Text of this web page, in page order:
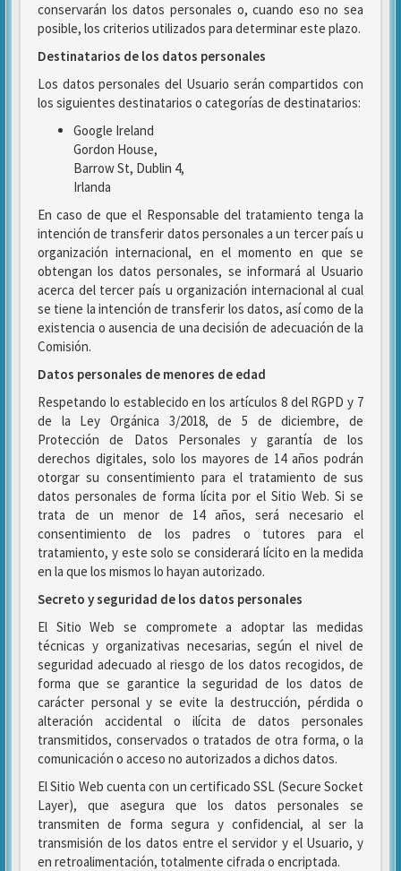
conservarán los datos personales o, cuando eso no sea
posible, los criterios utilizados para determinar este plazo.
Destinatarios de los datos personales
Los datos personales del Usuario serán compartidos con
los siguientes destinatarios o categorías de destinatarios:
Google Ireland
Gordon House,
Barrow St, Dublin 4,
Irlanda
En caso de que el Responsable del tratamiento tenga la
intención de transferir datos personales a un tercer país u
organización internacional, en el momento en que se
obtengan los datos personales, se informará al Usuario
acerca del tercer país u organización internacional al cual
se tiene la intención de transferir los datos, así como de la
existencia o ausencia de una decisión de adecuación de la
Comisión.
Datos personales de menores de edad
Respetando lo establecido en los artículos 8 del RGPD y 7
de la Ley Orgánica 3/2018, de 5 de diciembre, de
Protección de Datos Personales y garantía de los
derechos digitales, solo los mayores de 14 años podrán
otorgar su consentimiento para el tratamiento de sus
datos personales de forma lícita por el Sitio Web. Si se
trata de un menor de 14 años, será necesario el
consentimiento de los padres o tutores para el
tratamiento, y este solo se considerará lícito en la medida
en la que los mismos lo hayan autorizado.
Secreto y seguridad de los datos personales
El Sitio Web se compromete a adoptar las medidas
técnicas y organizativas necesarias, según el nivel de
seguridad adecuado al riesgo de los datos recogidos, de
forma que se garantice la seguridad de los datos de
carácter personal y se evite la destrucción, pérdida o
alteración accidental o ilícita de datos personales
transmitidos, conservados o tratados de otra forma, o la
comunicación o acceso no autorizados a dichos datos.
El Sitio Web cuenta con un certificado SSL (Secure Socket
Layer), que asegura que los datos personales se
transmiten de forma segura y confidencial, al ser la
transmisión de los datos entre el servidor y el Usuario, y
en retroalimentación, totalmente cifrada o encriptada.